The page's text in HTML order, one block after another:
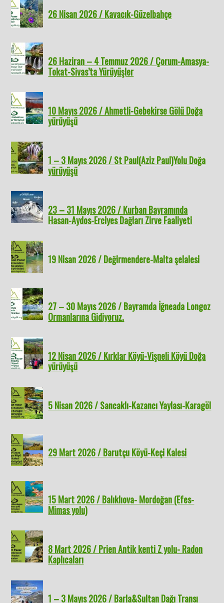
26 Nisan 2026 / Kavacık-Güzelbahçe
26 Haziran – 4 Temmuz 2026 / Çorum-Amasya-
Tokat-Sivas’ta Yürüyüşler
10 Mayıs 2026 / Ahmetli-Gebekirse Gölü Doğa
yürüyüşü
1 – 3 Mayıs 2026 / St Paul(Aziz Paul)Yolu Doğa
yürüyüşü
23 – 31 Mayıs 2026 / Kurban Bayramında
Hasan-Aydos-Erciyes Dağları Zirve Faaliyeti
19 Nisan 2026 / Değirmendere-Malta şelalesi
27 – 30 Mayıs 2026 / Bayramda İğneada Longoz
Ormanlarına Gidiyoruz.
12 Nisan 2026 / Kırklar Köyü-Vişneli Köyü Doğa
yürüyüşü
5 Nisan 2026 / Sancaklı-Kazancı Yaylası-Karagöl
29 Mart 2026 / Barutçu Köyü-Keçi Kalesi
15 Mart 2026 / Balıklıova- Mordoğan (Efes-
Mimas yolu)
8 Mart 2026 / Prien Antik kenti Z yolu- Radon
Kaplıcaları
1 – 3 Mayıs 2026 / Barla&Sultan Dağı Transı